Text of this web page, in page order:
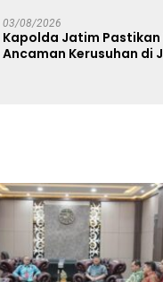
03/08/2026
Kapolda Jatim Pastikan
Ancaman Kerusuhan di